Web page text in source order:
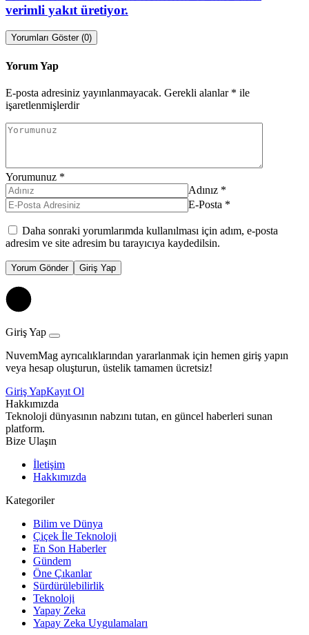
verimli yakıt üretiyor.
Yorumları Göster (0)
Yorum Yap
E-posta adresiniz yayınlanmayacak. Gerekli alanlar * ile
işaretlenmişlerdir
Yorumunuz *
Adınız *
E-Posta *
Daha sonraki yorumlarımda kullanılması için adım, e-posta
adresim ve site adresim bu tarayıcıya kaydedilsin.
Yorum Gönder Giriş Yap
Giriş Yap
NuvemMag ayrıcalıklarından yararlanmak için hemen giriş yapın
veya hesap oluşturun, üstelik tamamen ücretsiz!
Giriş YapKayıt Ol
Hakkımızda
Teknoloji dünyasının nabzını tutan, en güncel haberleri sunan
platform.
Bize Ulaşın
İletişim
Hakkımızda
Kategoriler
Bilim ve Dünya
Çiçek İle Teknoloji
En Son Haberler
Gündem
Öne Çıkanlar
Sürdürülebilirlik
Teknoloji
Yapay Zeka
Yapay Zeka Uygulamaları